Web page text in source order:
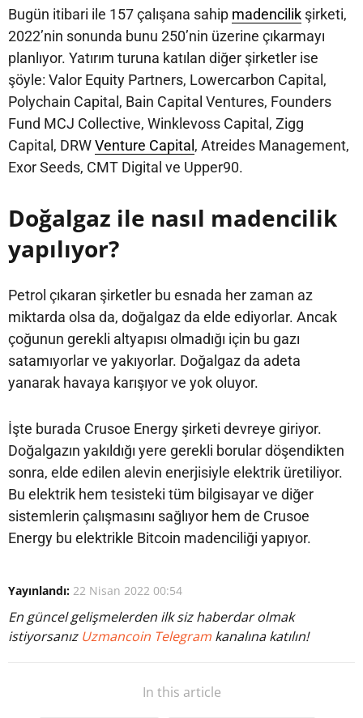
Bugün itibari ile 157 çalışana sahip madencilik şirketi,
2022’nin sonunda bunu 250’nin üzerine çıkarmayı
planlıyor. Yatırım turuna katılan diğer şirketler ise
şöyle: Valor Equity Partners, Lowercarbon Capital,
Polychain Capital, Bain Capital Ventures, Founders
Fund MCJ Collective, Winklevoss Capital, Zigg
Capital, DRWVenture Capital , Atreides Management,
Exor Seeds, CMT Digital ve Upper90.
Doğalgaz ile nasıl madencilik
yapılıyor?
Petrol çıkaran şirketler bu esnada her zaman az
miktarda olsa da, doğalgaz da elde ediyorlar. Ancak
çoğunun gerekli altyapısı olmadığı için bu gazı
satamıyorlar ve yakıyorlar. Doğalgaz da adeta
yanarak havaya karışıyor ve yok oluyor.
İşte burada Crusoe Energy şirketi devreye giriyor.
Doğalgazın yakıldığı yere gerekli borular döşendikten
sonra, elde edilen alevin enerjisiyle elektrik üretiliyor.
Bu elektrik hem tesisteki tüm bilgisayar ve diğer
sistemlerin çalışmasını sağlıyor hem de Crusoe
Energy bu elektrikle Bitcoin madenciliği yapıyor.
Yayınlandı: 22 Nisan 2022 00:54
En güncel gelişmelerden ilk siz haberdar olmak
istiyorsanız Uzmancoin Telegram kanalına katılın!
In this article